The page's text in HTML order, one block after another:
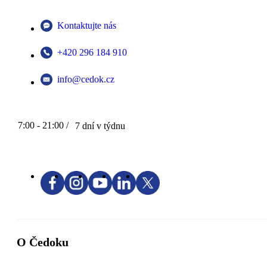
Kontaktujte nás
+420 296 184 910
info@cedok.cz
7:00 - 21:00 / 7 dní v týdnu
O Čedoku